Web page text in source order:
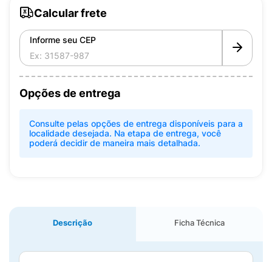
Calcular frete
Informe seu CEP
Opções de entrega
Consulte pelas opções de entrega disponíveis para a
localidade desejada. Na etapa de entrega, você
poderá decidir de maneira mais detalhada.
Descrição Ficha Técnica